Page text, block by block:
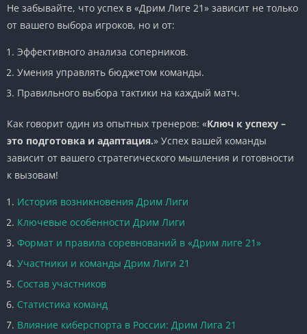
Не забывайте, что успех в «Дрим Лиге 21» зависит не только
от вашего выбора игроков, но и от:
Эффективного анализа соперников.
Умения управлять бюджетом команды.
Правильного выбора тактики на каждый матч.
Как говорит один из опытных тренеров: «Ключ к успеху –
это подготовка и адаптация.» Успех вашей команды
зависит от вашего стратегического мышления и готовности
к вызовам!
История возникновения Дрим Лиги
Ключевые особенности Дрим Лиги
Формат и правила соревнований в «Дрим лиге 21»
Участники и команды Дрим Лиги 21
Состав участников
Статистика команд
Влияние киберспорта в России: Дрим Лига 21